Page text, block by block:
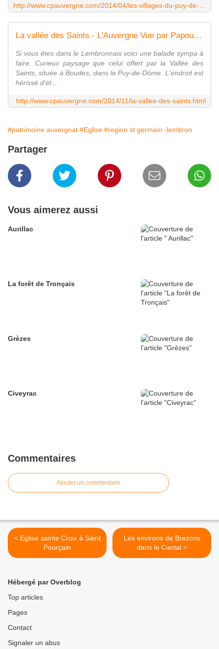
La vallée des Saints - L'Auvergne Vue par Papou Poustache
Si vous êtes dans le Lembronnais voici une balade sympa à
faire. Curieux paysage que celui offert par la Vallée des
Saints, située à Boudes, dans le Puy-de-Dôme. L'endroit est
hérissé d'ét...
http://www.cpauvergne.com/2014/11/la-vallee-des-saints.html
#patrimoine auvergnat #Eglise #region st germain -lembron
Partager
Vous aimerez aussi
Aurillac
La forêt de Tronçais
Grèzes
Civeyrac
Commentaires
Ajouter un commentaire
< Eglise sainte Croix à Saint
Pourçain
Les environs de Brezons
dans le Cantal >
Hébergé par Overblog
Top articles
Pages
Contact
Signaler un abus